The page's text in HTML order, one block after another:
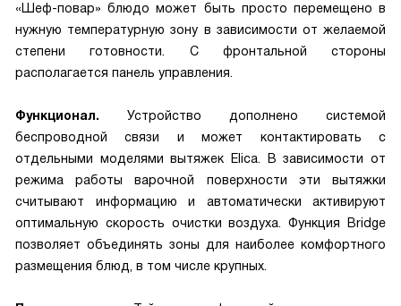
«Шеф-повар» блюдо может быть просто перемещено в
нужную температурную зону в зависимости от желаемой
степени готовности. С фронтальной стороны
располагается панель управления.
Функционал. Устройство дополнено системой
беспроводной связи и может контактировать с
отдельными моделями вытяжек Elica. В зависимости от
режима работы варочной поверхности эти вытяжки
считывают информацию и автоматически активируют
оптимальную скорость очистки воздуха. Функция Bridge
позволяет объединять зоны для наиболее комфортного
размещения блюд, в том числе крупных.